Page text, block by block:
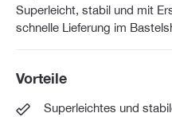
Superleicht, stabil und mit
schnelle Lieferung im
Vorteile
Superleichtes und